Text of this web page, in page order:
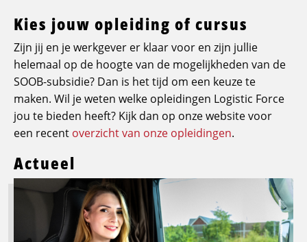
Kies jouw opleiding of cursus
Zijn jij en je werkgever er klaar voor en zijn jullie
helemaal op de hoogte van de mogelijkheden van de
SOOB-subsidie? Dan is het tijd om een keuze te
maken. Wil je weten welke opleidingen Logistic Force
jou te bieden heeft? Kijk dan op onze website voor
een recent overzicht van onze opleidingen.
Actueel
Lees
Logistic